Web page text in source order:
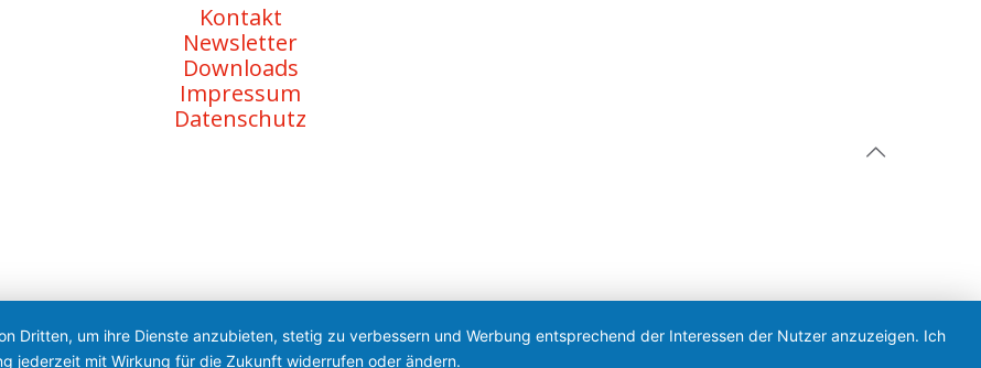
Kontakt
Newsletter
Downloads
Impressum
Datenschutz
Dritten, um ihre Dienste anzubieten, stetig zu verbessern und Werbung entsprechend der Interessen der Nutzer anzuzeigen. Ich
jederzeit mit Wirkung für die Zukunft widerrufen oder ändern.